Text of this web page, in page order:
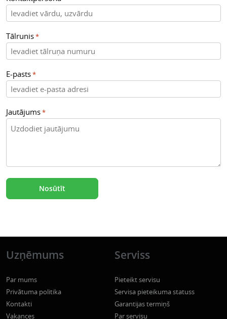
Tālrunis*
E-pasts*
Jautājums*
Uzņēmums
Par mums
Privātuma politika
Kontakti
Vakances
Serviss
Pieteikt servisu
Servisa pieteikuma statuss
Garantijas termiņš
Par servisu